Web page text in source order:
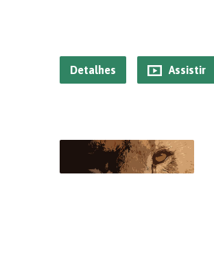
Detalhes Assistir